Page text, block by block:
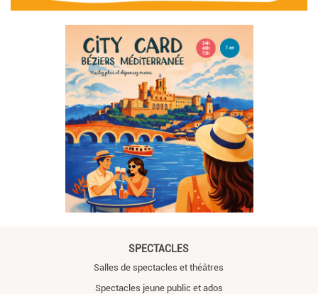
SPECTACLES
Salles de spectacles et théâtres
Spectacles jeune public et ados